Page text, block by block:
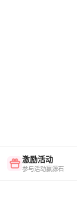
激励活动
参与活动赢源石